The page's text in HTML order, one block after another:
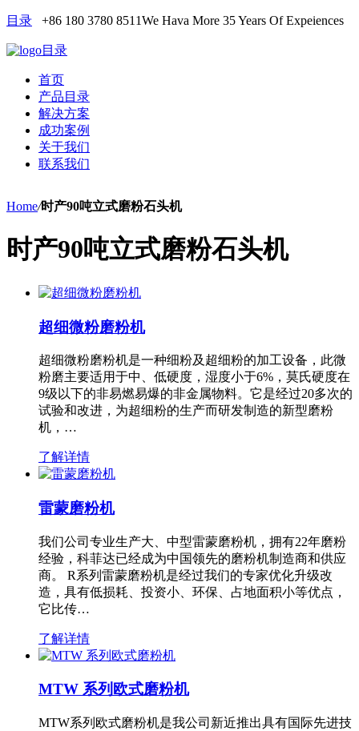
目录 +86 180 3780 8511We Hava More 35 Years Of Expeiences
目录
首页
产品目录
解决方案
成功案例
关于我们
联系我们
Home/时产90吨立式磨粉石头机
时产90吨立式磨粉石头机
超细微粉磨粉机
超细微粉磨粉机是一种细粉及超细粉的加工设备，此微
粉磨主要适用于中、低硬度，湿度小于6%，莫氏硬度在
9级以下的非易燃易爆的非金属物料。它是经过20多次的
试验和改进，为超细粉的生产而研发制造的新型磨粉
机，…
了解详情
雷蒙磨粉机
我们公司专业生产大、中型雷蒙磨粉机，拥有22年磨粉
经验，科菲达已经成为中国领先的磨粉机制造商和供应
商。 R系列雷蒙磨粉机是经过我们的专家优化升级改
造，具有低损耗、投资小、环保、占地面积小等优点，
它比传…
了解详情
MTW 系列欧式磨粉机
MTW系列欧式磨粉机是我公司新近推出具有国际先进技